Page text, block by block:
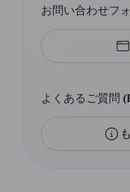
お問い合わせフ
よくあるご質問